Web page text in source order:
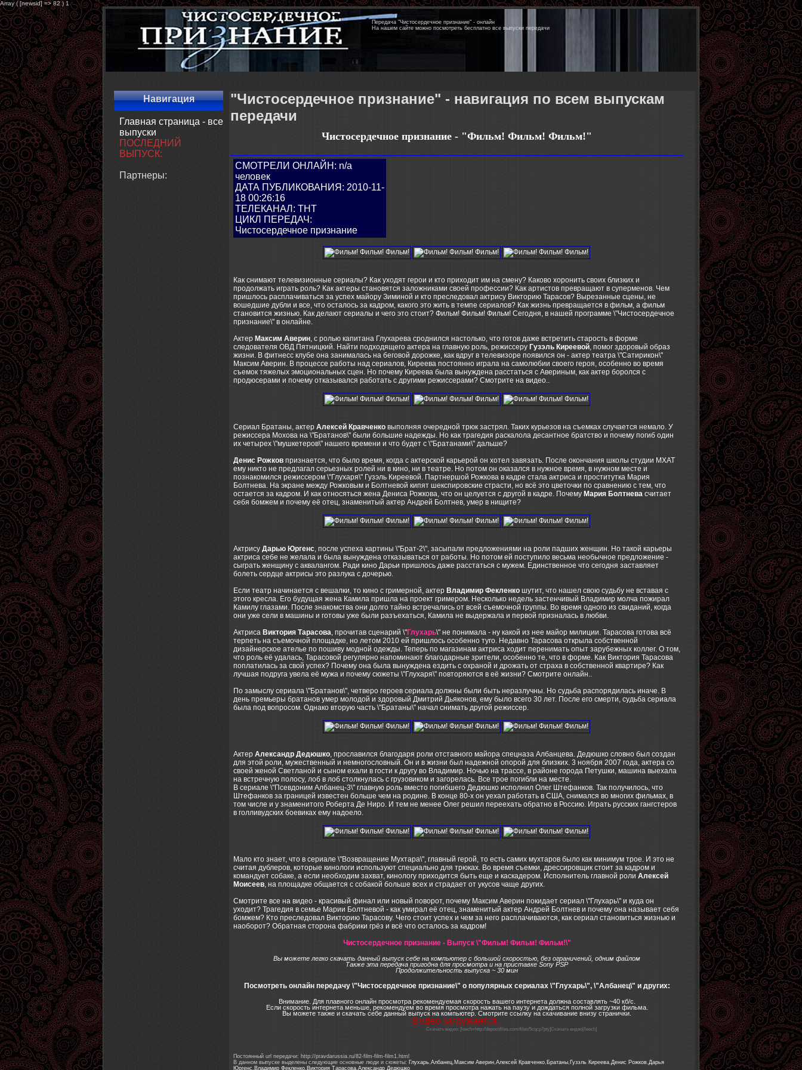
Array ( [newsid] => 82 ) 1
Передача "Чистосердечное признание" - онлайн
На нашем сайте можно посмотреть бесплатно все выпуски передачи
Навигация
Главная страница - все
выпуски
ПОСЛЕДНИЙ
ВЫПУСК:
Партнеры:
"Чистосердечное признание" - навигация по всем выпускам
передачи
Чистосердечное признание - "Фильм! Фильм! Фильм!"
СМОТРЕЛИ ОНЛАЙН: n/a
человек
ДАТА ПУБЛИКОВАНИЯ: 2010-11-
18 00:26:16
ТЕЛЕКАНАЛ: ТНТ
ЦИКЛ ПЕРЕДАЧ:
Чистосердечное признание
Как снимают телевизионные сериалы? Как уходят герои и кто приходит им на смену? Каково хоронить своих близких и
продолжать играть роль? Как актеры становятся заложниками своей профессии? Как артистов превращают в суперменов. Чем
пришлось расплачиваться за успех майору Зиминой и кто преследовал актрису Викторию Тарасов? Вырезанные сцены, не
вошедшие дубли и все, что осталось за кадром, какого это жить в темпе сериалов? Как жизнь превращается в фильм, а фильм
становится жизнью. Как делают сериалы и чего это стоит? Фильм! Фильм! Фильм! Сегодня, в нашей программе \"Чистосердечное
признание\" в онлайне.
Актер Максим Аверин, с ролью капитана Глухарева сроднился настолько, что готов даже встретить старость в форме
следователя ОВД Пятницкий. Найти подходящего актера на главную роль, режиссеру Гузэль Киреевой, помог здоровый образ
жизни. В фитнесс клубе она занималась на беговой дорожке, как вдруг в телевизоре появился он - актер театра \"Сатирикон\"
Максим Аверин. В процессе работы над сериалов, Киреева постоянно играла на самолюбии своего героя, особенно во время
съемок тяжелых эмоциональных сцен. Но почему Киреева была вынуждена расстаться с Авериным, как актер боролся с
продюсерами и почему отказывался работать с другими режиссерами? Смотрите на видео..
Сериал Братаны, актер Алексей Кравченко выполняя очередной трюк застрял. Таких курьезов на съемках случается немало. У
режиссера Мохова на \"Братанов\" были большие надежды. Но как трагедия раскалола десантное братство и почему погиб один
их четырех \"мушкетеров\" нашего времени и что будет с \"Братанами\" дальше?
Денис Рожков признается, что было время, когда с актерской карьерой он хотел завязать. После окончания школы студии МХАТ
ему никто не предлагал серьезных ролей ни в кино, ни в театре. Но потом он оказался в нужное время, в нужном месте и
познакомился режиссером \"Глухаря\" Гузэль Киреевой. Партнершой Рожкова в кадре стала актриса и проститутка Мария
Болтнева. На экране между Рожковым и Болтневой кипят шекспировские страсти, но всё это цветочки по сравнению с тем, что
остается за кадром. И как относяться жена Дениса Рожкова, что он целуется с другой в кадре. Почему Мария Болтнева считает
себя бомжем и почему её отец, знаменитый актер Андрей Болтнев, умер в нищите?
Актрису Дарью Юргенс, после успеха картины \"Брат-2\", засыпали предложениями на роли падших женщин. Но такой карьеры
актриса себе не желала и была вынуждена отказываться от работы. Но потом ей поступило весьма необычное предложение -
сыграть женщину с аквалангом. Ради кино Дарьи пришлось даже расстаться с мужем. Единственное что сегодня заставляет
болеть сердце актрисы это разлука с дочерью.
Если театр начинается с вешалки, то кино с гримерной, актер Владимир Фекленко шутит, что нашел свою судьбу не вставая с
этого кресла. Его будущая жена Камила пришла на проект гримером. Несколько недель застенчивый Владимир молча пожирал
Камилу глазами. После знакомства они долго тайно встречались от всей съемочной группы. Во время одного из свиданий, когда
они уже сели в машины и готовы уже были разъехаться, Камила не выдержала и первой призналась в любви.
Актриса Виктория Тарасова, прочитав сценарий \"Глухарь\" не понимала - ну какой из нее майор милиции. Тарасова готова всё
терпеть на съемочной площадке, но летом 2010 ей пришлось особенно туго. Недавно Тарасова открыла собственной
дизайнерское ателье по пошиву модной одежды. Теперь по магазинам актриса ходит перенимать опыт зарубежных коллег. О том,
что роль её удалась, Тарасовой регулярно напоминают благодарные зрители, особенно те, что в форме. Как Виктория Тарасова
поплатилась за свой успех? Почему она была вынуждена ездить с охраной и дрожать от страха в собственной квартире? Как
лучшая подруга увела её мужа и почему сюжеты \"Глухаря\" повторяются в её жизни? Смотрите онлайн..
По замыслу сериала \"Братанов\", четверо героев сериала должны были быть неразлучны. Но судьба распорядилась иначе. В
день премьеры братанов умер молодой и здоровый Дмитрий Дьяконов, ему было всего 30 лет. После его смерти, судьба сериала
была под вопросом. Однако вторую часть \"Братаны\" начал снимать другой режиссер.
Актер Александр Дедюшко, прославился благодаря роли отставного майора спецназа Албанцева. Дедюшко словно был создан
для этой роли, мужественный и немногословный. Он и в жизни был надежной опорой для близких. 3 ноября 2007 года, актера со
своей женой Светланой и сыном ехали в гости к другу во Владимир. Ночью на трассе, в районе города Петушки, машина выехала
на встречную полосу, лоб в лоб столкнулась с грузовиком и загорелась. Все трое погибли на месте.
В сериале \"Псевдоним Албанец-3\" главную роль вместо погибшего Дедюшко исполнил Олег Штефанков. Так получилось, что
Штефанков за границей известен больше чем на родине. В конце 80-х он уехал работать в США, снимался во многих фильмах, в
том числе и у знаменитого Роберта Де Ниро. И тем не менее Олег решил переехать обратно в Россию. Играть русских гангстеров
в голливудских боевиках ему надоело.
Мало кто знает, что в сериале \"Возвращение Мухтара\", главный герой, то есть самих мухтаров было как минимум трое. И это не
считая дублеров, которые кинологи используют специально для трюках. Во время съемки, дрессировщик стоит за кадром и
командует собаке, а если необходим захват, кинологу приходится быть еще и каскадером. Исполнитель главной роли Алексей
Моисеев, на площадке общается с собакой больше всех и страдает от укусов чаще других.
Смотрите все на видео - красивый финал или новый поворот, почему Максим Аверин покидает сериал \"Глухарь\" и куда он
уходит? Трагедия в семье Марии Болтневой - как умирал её отец, знаменитый актер Андрей Болтнев и почему она называет себя
бомжем? Кто преследовал Викторию Тарасову. Чего стоит успех и чем за него расплачиваются, как сериал становиться жизнью и
наоборот? Обратная сторона фабрики грёз и всё что осталось за кадром!
Чистосердечное признание - Выпуск \"Фильм! Фильм! Фильм!\"
Вы можете легко скачать данный выпуск себе на компьютер с большой скоростью, без ограничений, одним файлом
Также эта передача пригодна для просмотра и на приставке Sony PSP
Продолжительность выпуска ~ 30 мин
Посмотреть онлайн передачу \"Чистосердечное признание\" о популярных сериалах \"Глухарь\", \"Албанец\" и других:
Внимание. Для плавного онлайн просмотра рекомендуемая скорость вашего интернета должна составлять ~40 кб/с.
Если скорость интернета меньше, рекомендуем во время просмотра нажать на паузу и дождаться полной загрузки фильма.
Вы можете также и скачать себе данный выпуск на компьютер. Смотрите ссылку на скачивание внизу странички.
Видео загружается..
Скачать видео: [leech=http://depositfiles.com/files/5cqcp7pty]Скачать видео[/leech]
Постоянный url передачи: http://pravdarussia.ru/82-film-film-film1.html
В данном выпуске выделены следующие основные люди и сюжеты: Глухарь,Албанец, Максим Аверин,Алексей Кравченко, Братаны, Гузэль Киреева,Денис Рожков,Дарья
Юргенс, Владимир Фекленко, Виктория Тарасова,Александр Дедюшко